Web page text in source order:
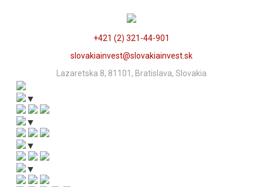
+421 (2) 321-44-901
slovakiainvest@slovakiainvest.sk
Lazaretska 8, 81101, Bratislava, Slovakia
▼
▼
▼
▼